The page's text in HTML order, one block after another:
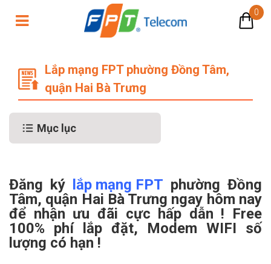
0
Lắp mạng FPT phường Đồng Tâm,
quận Hai Bà Trưng
Mục lục
Đăng ký lắp mạng FPT phường Đồng
Tâm, quận Hai Bà Trưng ngay hôm nay
để nhận ưu đãi cực hấp dẫn ! Free
100% phí lắp đặt, Modem WIFI số
lượng có hạn !